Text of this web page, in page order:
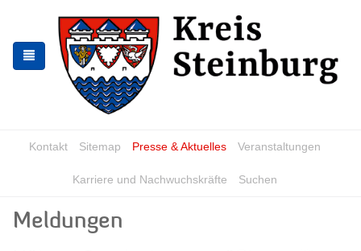
springen
springen
Kontakt Sitemap Presse & Aktuelles Veranstaltungen
Karriere und Nachwuchskräfte Suchen
Meldungen